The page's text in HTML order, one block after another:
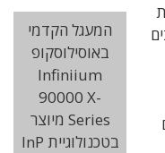
המעגל הקדמי
באוסילוסקופ
Infiniium
90000 X-
Series מיוצר
בטכנולוגיית InP